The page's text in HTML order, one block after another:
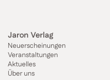
Jaron Verlag
Neuerscheinungen
Veranstaltungen
Aktuelles
Über uns